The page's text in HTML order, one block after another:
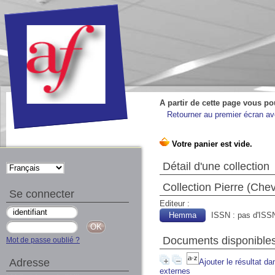
A partir de cette page vous
Retourner au premier écran
Détail d'une collection
Collection Pierre
Editeur :
Hemma
ISSN : pas
Documents
Ajouter le résultat
externes
Se connecter
Mot de passe oublié ?
Adresse